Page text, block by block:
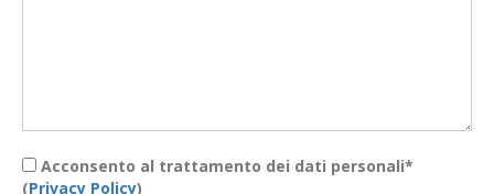
Acconsento al trattamento dei dati personali*
(Privacy Policy)